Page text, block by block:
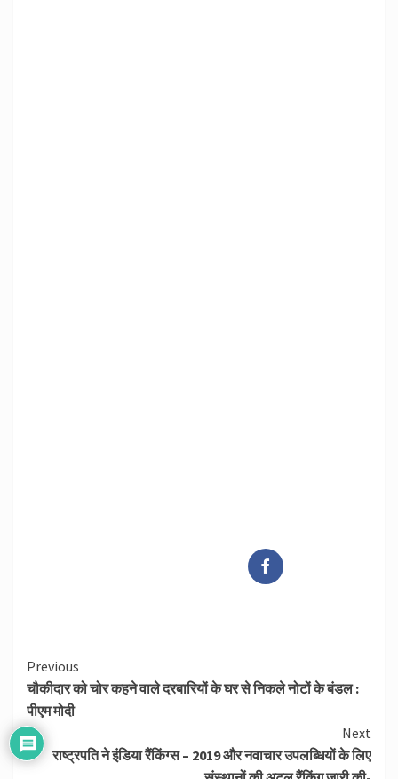
Continue
Reading
Previous
चौकीदार को चोर कहने वाले दरबारियों के घर से निकले नोटों के बंडल :
पीएम मोदी
Next
राष्‍ट्रपति ने इंडिया रैंकिंग्‍स – 2019 और नवाचार उपलब्धियों के लिए